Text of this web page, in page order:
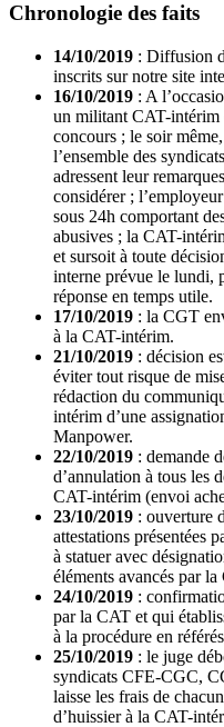
Chronologie des faits
14/10/2019 : Diffusion
inscrits sur notre site
16/10/2019 : A
un militant CAT-intérim
concours ; le soir
l’ensemble des
adressent leur
considérer ;
sous 24h comportant
abusives ; la CAT-
et sursoit à toute
interne prévue le lundi,
réponse en temps utile.
17/10/2019 : la CGT
à la CAT-intérim.
21/10/2019 : décision
éviter tout risque de
rédaction du
intérim d’une
Manpower.
22/10/2019 : demande
d’annulation à tous les
CAT-intérim (envoi
23/10/2019 : ouverture
attestations présentées
à statuer avec
éléments avancés par
24/10/2019 :
par la CAT et qui
à la procédure en
25/10/2019 : le juge
syndicats CFE-CGC,
laisse les frais de
d’huissier à la CAT-